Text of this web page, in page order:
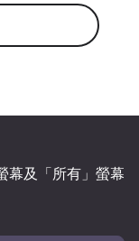
及「所有」 螢幕